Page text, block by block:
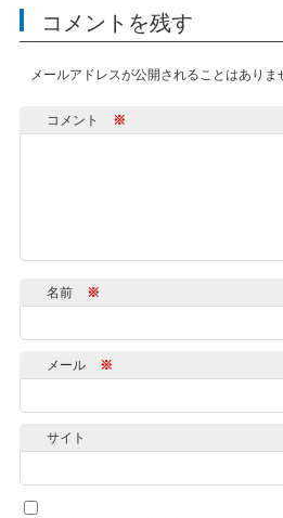
コメントを残す
メールアドレスが公開されることはありま
コメント ※
名前 ※
メール ※
サイト